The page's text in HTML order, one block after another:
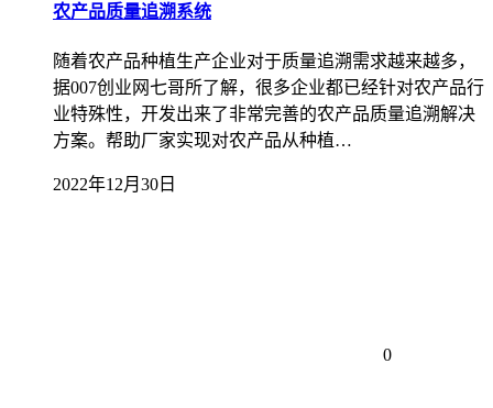
农产品质量追溯系统
随着农产品种植生产企业对于质量追溯需求越来越多，
据007创业网七哥所了解，很多企业都已经针对农产品行
业特殊性，开发出来了非常完善的农产品质量追溯解决
方案。帮助厂家实现对农产品从种植…
2022年12月30日
0